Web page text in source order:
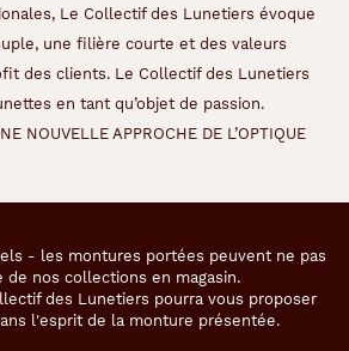
Le Collectif des Lunetiers évoque
une filière courte et des valeurs
des clients. Le Collectif des Lunetiers
en tant qu’objet de passion.
NOUVELLE APPROCHE DE L’OPTIQUE
- les montures portées peuvent ne pas
de nos collections en magasin.
des Lunetiers pourra vous proposer
l'esprit de la monture présentée.